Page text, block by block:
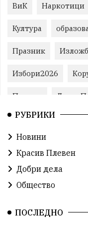
ВиК Наркотици
Култура
Празник
Избори2026
Пожари
ОбластПлевен
Красив Плевен
благотворителност
Общински съвет
Ивелин Михайлов
РУБРИКИ
Новини
Красив Плевен
Добри дела
Общество
ПОСЛЕДНО